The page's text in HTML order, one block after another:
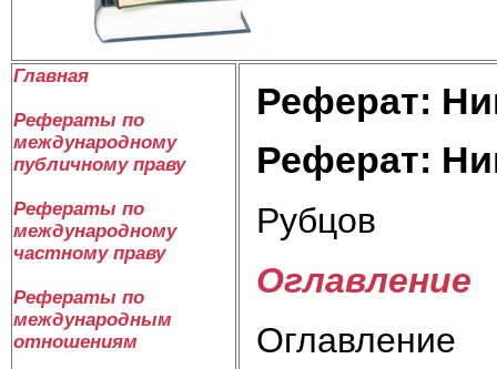
Главная
Рефераты по
международному
публичному праву
Рефераты по
международному
частному праву
Рефераты по
международным
отношениям
Реферат:
Реферат:
Рубцов
Оглавление
Оглавление